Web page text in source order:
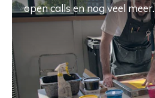
open calls en nog veel meer.